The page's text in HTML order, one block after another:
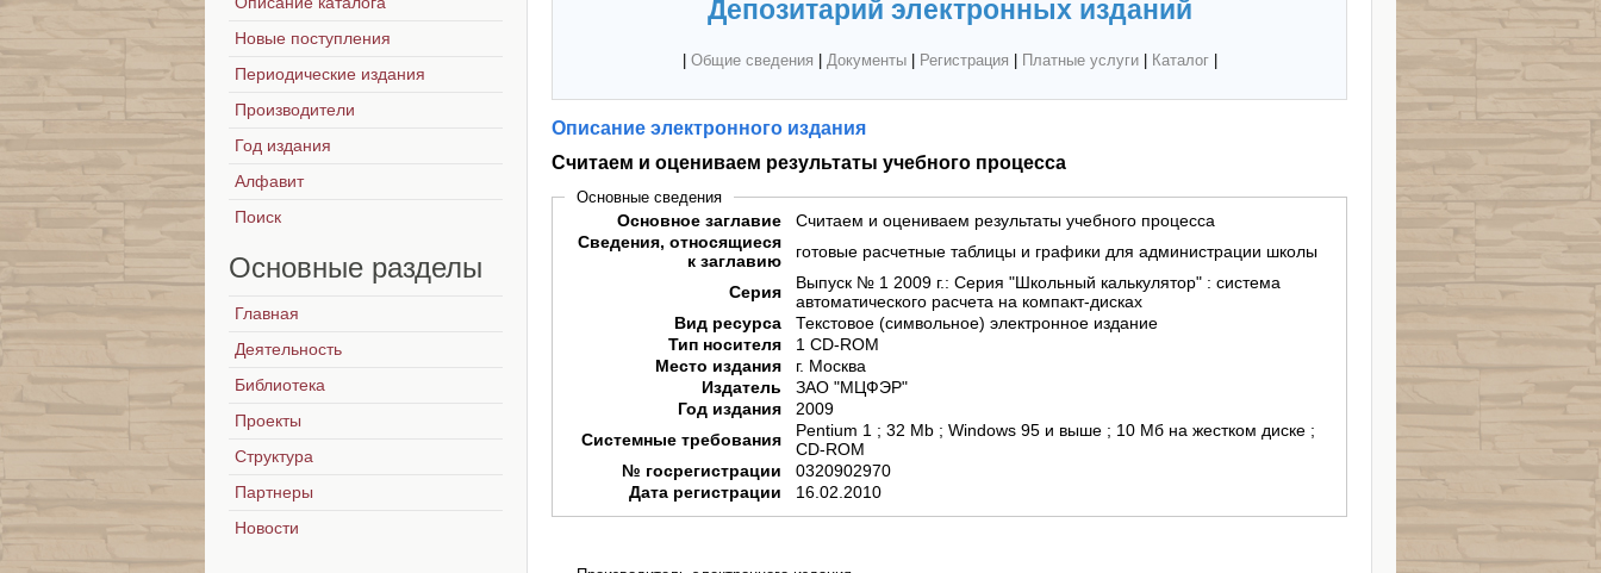
Депозитарий электронных изданий
Общие сведения Документы| Регистрация Платные услуги| Каталог|
Описание электронного издания
Считаем и оцениваем результаты учебного процесса
Основные сведения
Основное заглавие
Считаем и оцениваем результаты учебного процесса
Сведения, относящиеся
к заглавию
готовые расчетные таблицы и графики для администрации школы
Серия
Выпуск № 1 2009 г.: Серия "Школьный калькулятор" : система
автоматического расчета на компакт-дисках
Вид ресурса
Текстовое (символьное) электронное издание
Тип носителя
1 CD-ROM
Место издания
г. Москва
Издатель
ЗАО "МЦФЭР"
Год издания
2009
Системные требования
Pentium 1 ; 32 Mb ; Windows 95 и выше ; 10 Мб на жестком диске ;
CD-ROM
№ госрегистрации
0320902970
Дата регистрации
16.02.2010
Новые поступления
Периодические издания
Производители
Год издания
Алфавит
Поиск
Основные разделы
Главная
Деятельность
Библиотека
Проекты
Структура
Партнеры
Новости